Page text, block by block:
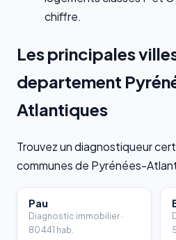
chiffre.
Les principales
departement
Atlantiques
Trouvez un diagnostiqueur
communes de Pyrénées-
Pau
Diagnostic immobilier ·
80 441 hab.